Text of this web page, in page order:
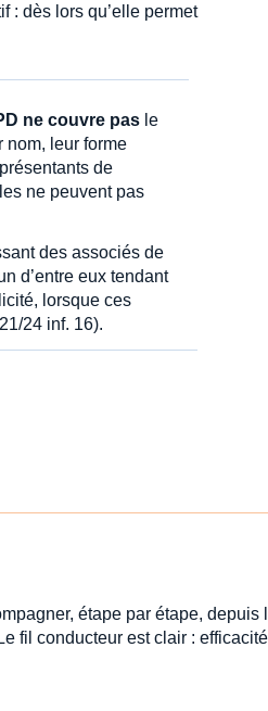
: dès lors qu’elle permet
ne couvre pas le
nom, leur forme
de
ne peuvent pas
des associés de
d’entre eux tendant
lorsque ces
24 inf. 16).
étape par étape,
fil conducteur est clair :